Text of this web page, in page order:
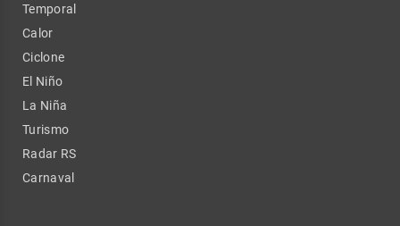
Temporal
Calor
Ciclone
El Niño
La Niña
Turismo
Radar RS
Carnaval